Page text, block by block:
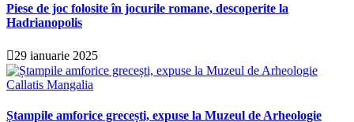
Piese de joc folosite în jocurile romane, descoperite la
Hadrianopolis
29 ianuarie 2025
Ștampile amforice grecești, expuse la Muzeul de Arheologie